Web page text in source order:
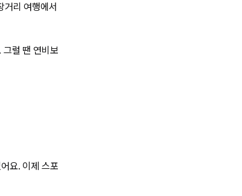
거리 여행에서
그럴 땐 연비보
요. 이제 스포